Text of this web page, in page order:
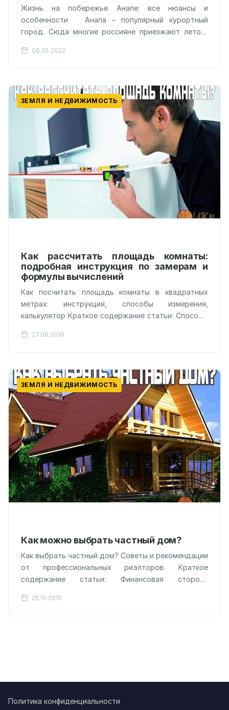
Жизнь на побережье Анапе: все нюансы и
особенности Анапа – популярный курортный
город. Сюда многие россияне приезжают летом,
06.05.2022
ЗЕМЛЯ И НЕДВИЖИМОСТЬ
Как рассчитать площадь комнаты:
подробная инструкция по замерам и
формулы вычислений
Как посчитать площадь комнаты в квадратных
метрах: инструкция, способы измерения,
калькулятор Краткое содержание статьи: Способы
измерения площади Как посчитать площадь…
27.08.2016
ЗЕМЛЯ И НЕДВИЖИМОСТЬ
Как можно выбрать частный дом?
Как выбрать частный дом? Советы и рекомендации
от профессиональных риэлторов. Краткое
содержание статьи: Финансовая сторона
Окружение частного дома Приглашаем
25.10.2015
Политика конфиденциальности